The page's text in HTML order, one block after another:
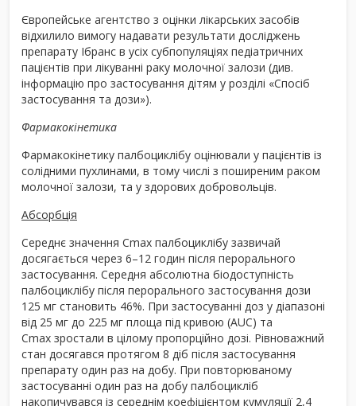
Європейське агентство з оцінки лікарських засобів
відхилило вимогу надавати результати досліджень
препарату Ібранс в усіх субпопуляціях педіатричних
пацієнтів при лікуванні раку молочної залози (див.
інформацію про застосування дітям у розділі «Спосіб
застосування та дози»).
Фармакокінетика
Фармакокінетику палбоциклібу оцінювали у пацієнтів із
солідними пухлинами, в тому числі з поширеним раком
молочної залози, та у здорових добровольців.
Абсорбція
Середнє значення Cmax палбоциклібу зазвичай
досягається через 6–12 годин після перорального
застосування. Середня абсолютна біодоступність
палбоциклібу після перорального застосування дози
125 мг становить 46%. При застосуванні доз у діапазоні
від 25 мг до 225 мг площа під кривою (AUC) та
Cmax зростали в цілому пропорційно дозі. Рівноважний
стан досягався протягом 8 діб після застосування
препарату один раз на добу. При повторюваному
застосуванні один раз на добу палбоцикліб
накопичувався із середнім коефіцієнтом кумуляції 2,4